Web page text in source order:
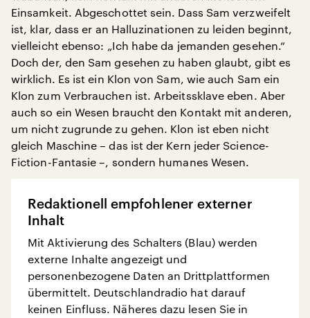
Einsamkeit. Abgeschottet sein. Dass Sam verzweifelt
ist, klar, dass er an Halluzinationen zu leiden beginnt,
vielleicht ebenso: „Ich habe da jemanden gesehen.“
Doch der, den Sam gesehen zu haben glaubt, gibt es
wirklich. Es ist ein Klon von Sam, wie auch Sam ein
Klon zum Verbrauchen ist. Arbeitssklave eben. Aber
auch so ein Wesen braucht den Kontakt mit anderen,
um nicht zugrunde zu gehen. Klon ist eben nicht
gleich Maschine – das ist der Kern jeder Science-
Fiction-Fantasie –, sondern humanes Wesen.
Redaktionell empfohlener externer
Inhalt
Mit Aktivierung des Schalters (Blau) werden
externe Inhalte angezeigt und
personenbezogene Daten an Drittplattformen
übermittelt. Deutschlandradio hat darauf
keinen Einfluss. Näheres dazu lesen Sie in